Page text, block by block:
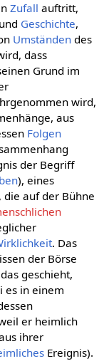
Zufall auftritt,
Geschichte,
Umständendes
dass
Grund im
wird,
aus
Folgen
der Begriff
), eines
auf der Bühne
. Das
der Börse
geschieht,
es in einem
er heimlich
ihrer
Ereignis).